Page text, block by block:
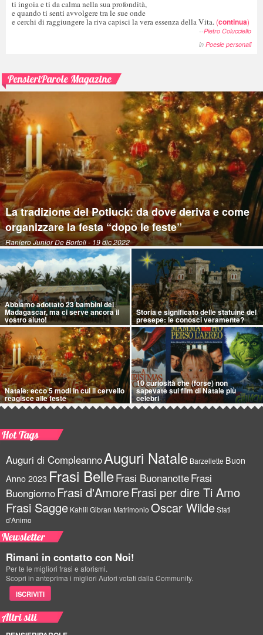
ti ingoia e ti da calma nella sua profondità,
e quando ti senti avvolgere tra le sue onde
e cerchi di raggiungere la riva capisci la vera essenza della Vita. (continua)
--Pietro Colucciello
in Poesie personali
PensieriParole Magazine
La tradizione del Potluck: da dove deriva e come
organizzare la festa “dopo le feste”
Raniero Junior De Bortoli- 19 dic 2022
Abbiamo adottato 23 bambini del
Madagascar, ma ci serve ancora il
vostro aiuto!
Storia e significato delle statuine del
presepe: le conosci veramente?
Natale: ecco 5 modi in cui il cervello
reagisce alle feste
10 curiosità che (forse) non
sapevate sui film di Natale più
celebri
Hot Tags
Auguri di CompleannoAuguri Natale Barzellette Buon
Anno 2023 Frasi BelleFrasi BuonanotteFrasi
BuongiornoFrasi d'AmoreFrasi per dire Ti Amo
Frasi Sagge Kahlil Gibran Matrimonio Oscar WildeStati
d'Animo
Newsletter
Rimani in contatto con Noi!
Per te le migliori frasi e aforismi.
Scopri in anteprima i migliori Autori votati dalla Community.
ISCRIVITI
Altri siti